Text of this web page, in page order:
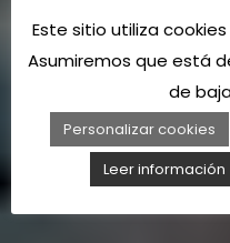
Este sitio utiliza
Asumiremos que está
de
Personalizar cookies
Leer información